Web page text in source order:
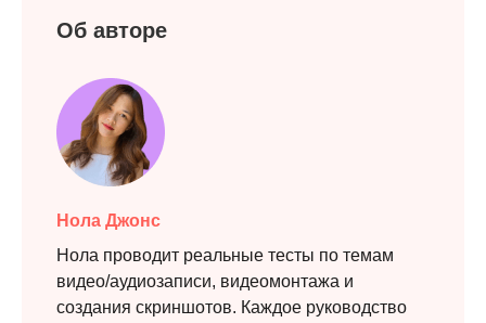
Об авторе
Нола Джонс
Нола проводит реальные тесты по темам
видео/аудиозаписи, видеомонтажа и
создания скриншотов. Каждое руководство